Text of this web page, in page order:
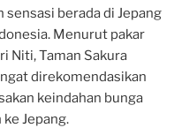
berada di Jepang
Menurut pakar
Niti, Taman Sakura
direkomendasikan
keindahan bunga
Jepang.